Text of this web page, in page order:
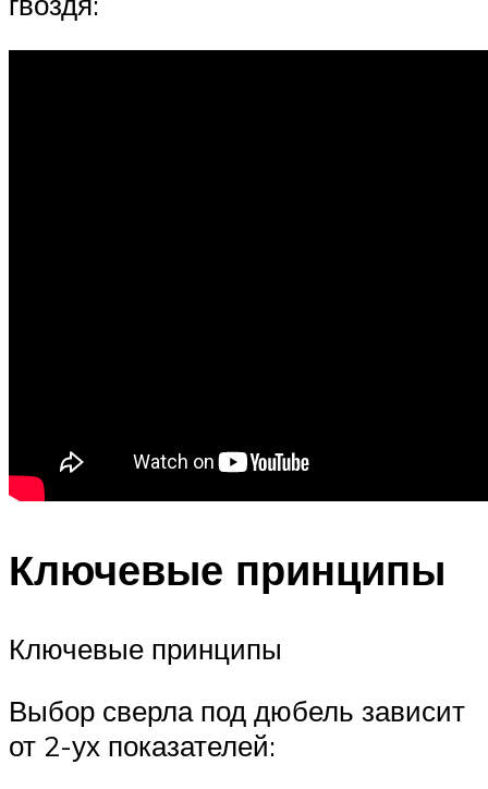
Ключевые принципы
Ключевые принципы
Выбор сверла под дюбель зависит
от 2-ух показателей: